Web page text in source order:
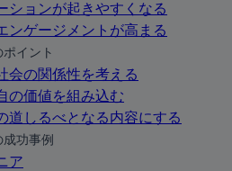
ションが起きやすくなる
ンゲージメントが高まる
イント
会の関係性を考える
の価値を組み込む
道しるべとなる内容にする
功事例
ア